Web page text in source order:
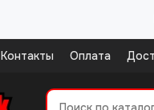
Контакты Оплата